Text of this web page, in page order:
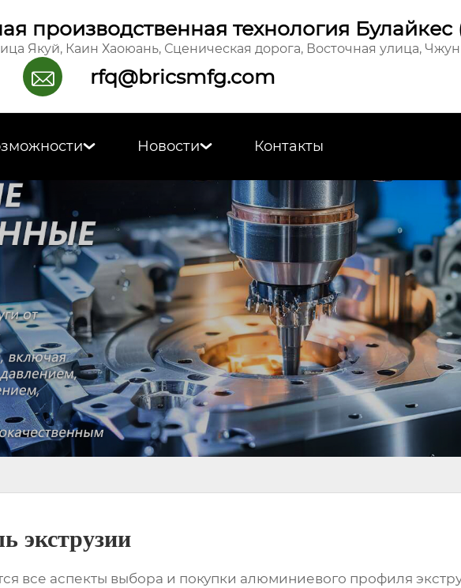
производственная технология
Якуй, Каин Хаоюань, Сценическая дорога, Восточная улица,
 rfq@bricsmfg.com
 Новости Контакты
экструзии
все аспекты выбора и покупки алюминиевого профиля